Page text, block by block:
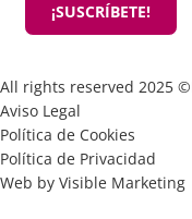
¡SUSCRÍBETE!
All rights reserved 2025
Aviso Legal
Política de Cookies
Política de Privacidad
Web by Visible Marketing